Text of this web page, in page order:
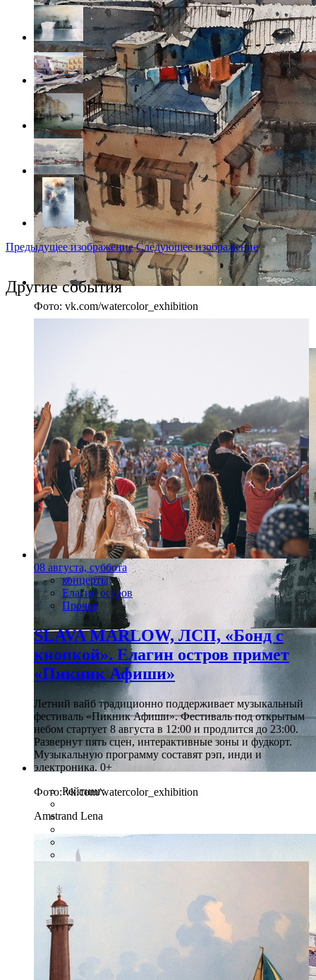
Фото: vk.com/watercolor_exhibition
Фото: vk.com/watercolor_exhibition
Amstrand Lena
Предыдущее изображение Следующее изображение
Другие события
08 августа, суббота
концерты
Елагин остров
Прочее
SLAVA MARLOW, ЛСП, «Бонд с
кнопкой». Елагин остров примет
«Пикник Афиши»
Летний вайб традиционно поддерживает музыкальный
фестиваль «Пикник Афиши». Фестиваль под открытым
небом стартует 8 августа в 12:00 и продлится до 23:00.
Развернут пять сцен, интерактивные зоны и фудкорт.
Музыкальную программу составят рэп, инди и
электроника. 0+
Рейтинг: